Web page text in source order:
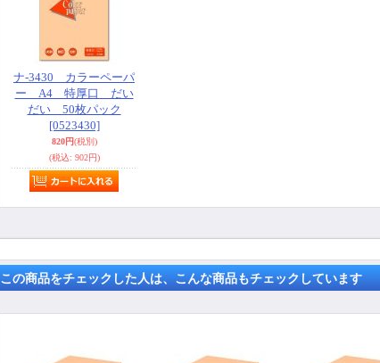
ナ-3430 カラーペーパ
ー A4 特厚口 だい
だい 50枚パック
[0523430]
820円(税別)
(税込: 902円)
この商品をチェックした人は、こんな商品もチェックしています